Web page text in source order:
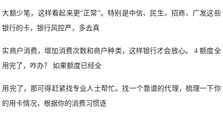
大额少笔，这样看起来更“正常”。特别是中信、民生、招商、广发这些
银行的卡，银行风控严，多去真
实商户消费，增加消费次数和商户种类，这样银行才会放心。 4 额度全
用完了，咋办？ 如果额度已经全
用完了，那可得赶紧找专业人士帮忙。找一个靠谱的代理，梳理一下你
的用卡情况，根据你的消费习惯逐